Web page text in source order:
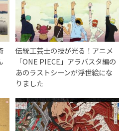
伝統工芸士の技が光る！アニメ
「ONE PIECE」アラバスタ編の
あのラストシーンが浮世絵にな
りました